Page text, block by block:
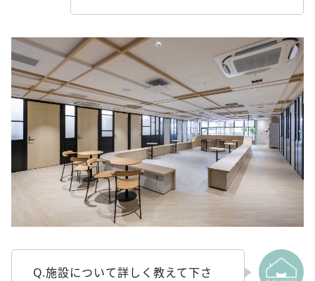
Q.施設について詳しく教えて下さ